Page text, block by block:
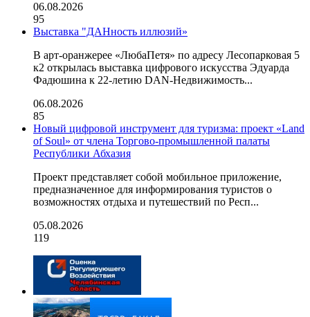
06.08.2026
95
Выставка "ДАНность иллюзий»
В арт-оранжерее «ЛюбаПетя» по адресу Лесопарковая 5
к2 открылась выставка цифрового искусства Эдуарда
Фадюшина к 22-летию DAN-Недвижимость...
06.08.2026
85
Новый цифровой инструмент для туризма: проект «Land
of Soul» от члена Торгово-промышленной палаты
Республики Абхазия
Проект представляет собой мобильное приложение,
предназначенное для информирования туристов о
возможностях отдыха и путешествий по Респ...
05.08.2026
119